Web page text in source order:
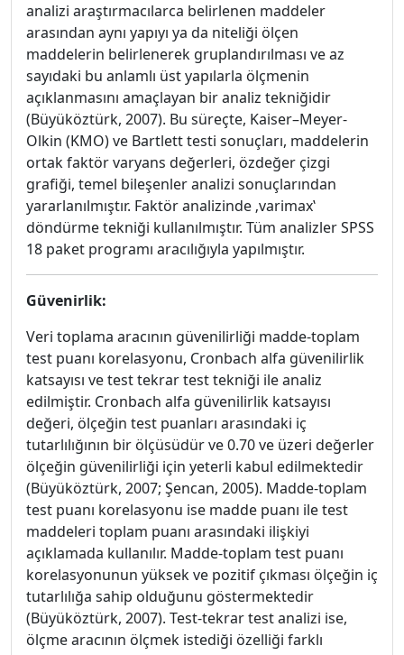
analizi araştırmacılarca belirlenen maddeler
arasından aynı yapıyı ya da niteliği ölçen
maddelerin belirlenerek gruplandırılması ve az
sayıdaki bu anlamlı üst yapılarla ölçmenin
açıklanmasını amaçlayan bir analiz tekniğidir
(Büyüköztürk, 2007). Bu süreçte, Kaiser–Meyer-
Olkin (KMO) ve Bartlett testi sonuçları, maddelerin
ortak faktör varyans değerleri, özdeğer çizgi
grafiği, temel bileşenler analizi sonuçlarından
yararlanılmıştır. Faktör analizinde ‚varimax‛
döndürme tekniği kullanılmıştır. Tüm analizler SPSS
18 paket programı aracılığıyla yapılmıştır.
Güvenirlik:
Veri toplama aracının güvenilirliği madde-toplam
test puanı korelasyonu, Cronbach alfa güvenilirlik
katsayısı ve test tekrar test tekniği ile analiz
edilmiştir. Cronbach alfa güvenilirlik katsayısı
değeri, ölçeğin test puanları arasındaki iç
tutarlılığının bir ölçüsüdür ve 0.70 ve üzeri değerler
ölçeğin güvenilirliği için yeterli kabul edilmektedir
(Büyüköztürk, 2007; Şencan, 2005). Madde-toplam
test puanı korelasyonu ise madde puanı ile test
maddeleri toplam puanı arasındaki ilişkiyi
açıklamada kullanılır. Madde-toplam test puanı
korelasyonunun yüksek ve pozitif çıkması ölçeğin iç
tutarlılığa sahip olduğunu göstermektedir
(Büyüköztürk, 2007). Test-tekrar test analizi ise,
ölçme aracının ölçmek istediği özelliği farklı